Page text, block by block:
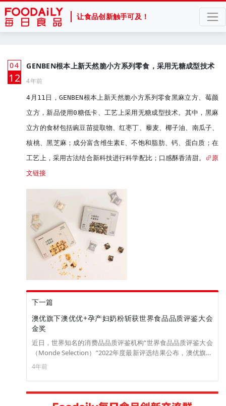
让食品创新触手可及！
04
月
12
GENBEN根本上新天然脆小方系列零食，采用无糖成型技术
4年前
4月11日，GENBEN根本上新天然脆小方系列零食黑麻立方、莓颜
立方，新品使用0糖低卡、工艺上采用无糖成型技术。其中，黑麻
立方的食材包括豌豆苗提取物、红枣丁、藜麦、椰子油、南瓜子、
核桃、黑芝麻；成分富含维生素E、不饱和脂肪、钙、蛋白质；在
工艺上，采用古法结合新科技进行科学配比；口感酥香清甜。
原
文链接
下一篇
澳优旗下澳优优+孕产妇奶粉斩获世界食品品质评鉴大会
金奖
近日，世界知名的消费品品质评鉴机构“世界食品品质评鉴大会
（Monde Selection）”2022年度最新评选结果公布，澳优旗下
孕产妇配方奶粉澳优优+荣获“世界食品品质评鉴大会金奖”！
4年前